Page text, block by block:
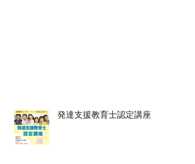
発達支援教育士認定講座